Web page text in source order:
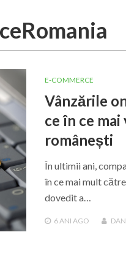
E-COMMERCE
Vânzările
ce în ce
românești
În ultimii ani,
în ce mai mult
dovedit a…
6 ANI AGO